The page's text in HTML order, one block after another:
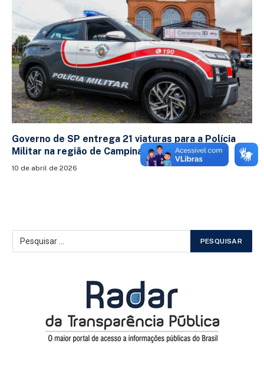
Governo de SP entrega 21 viaturas para a Polícia
Militar na região de Campinas
10 de abril de 2026